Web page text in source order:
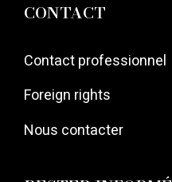
CONTACT
Contact professionnel
Foreign rights
Nous contacter